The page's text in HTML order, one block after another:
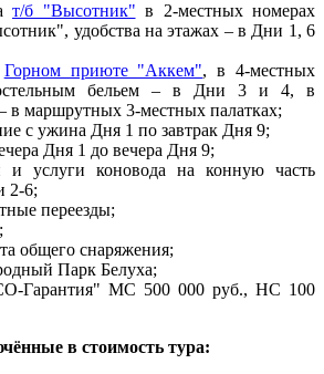
т/б "Высотник" в 2-местных номерах
удобства на этажах – в Дни 1, 6
Горном приюте "Аккем", в 4-местных
бельем – в Дни 3 и 4, в
в маршрутных 3-местных палатках;
с ужина Дня 1 по завтрак Дня 9;
Дня 1 до вечера Дня 9;
и услуги коновода на конную часть
2-6;
переезды;
общего снаряжения;
Парк Белуха;
Гарантия" МС 500 000 руб., НС 100
в стоимость тура: